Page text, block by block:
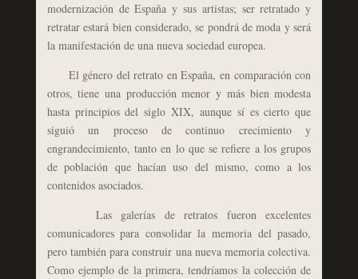
modernización de España y sus artistas; ser retratado y
retratar estará bien considerado, se pondrá de moda y será
la manifestación de una nueva sociedad europea.
El género del retrato en España, en comparación con
otros, tiene una producción menor y más bien modesta
hasta principios del siglo XIX, aunque sí es cierto que
siguió un proceso de continuo crecimiento y
engrandecimiento, tanto en lo que se refiere a los grupos
de población que hacían uso del mismo, como a los
contenidos asociados.
Las galerías de retratos fueron excelentes
comunicadores para consolidar la memoria del pasado,
pero también para construir una nueva memoria colectiva.
Como ejemplo de la primera, tendríamos la colección de